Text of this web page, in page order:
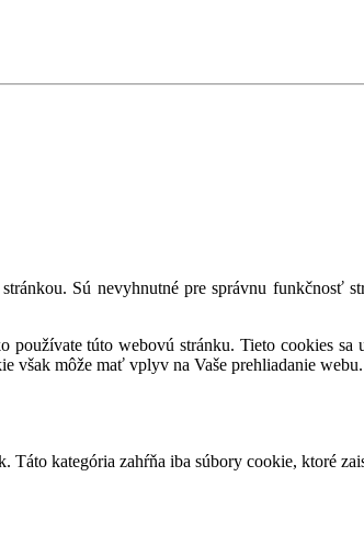
Sú nevyhnutné pre správnu funkčnosť
túto webovú stránku. Tieto cookies sa
však môže mať vplyv na Vaše prehliadanie webu.
kategória zahŕňa iba súbory cookie, ktoré